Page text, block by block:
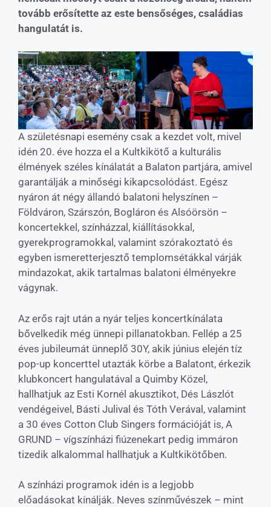
tovább erősítette az este bensőséges, családias
hangulatát is.
A születésnapi esemény csak a kezdet volt, mivel
idén 20. éve hozza el a Kultkikötő a kulturális
élmények széles kínálatát a Balaton partjára, amivel
garantálják a minőségi kikapcsolódást. Egész
nyáron át négy állandó balatoni helyszínen –
Földváron, Szárszón, Bogláron és Alsóörsön –
koncertekkel, színházzal, kiállításokkal,
gyerekprogramokkal, valamint szórakoztató és
egyben ismeretterjesztő templomsétákkal várják
mindazokat, akik tartalmas balatoni élményekre
vágynak.
Az erős rajt után a nyár teljes koncertkínálata
bővelkedik még ünnepi pillanatokban. Fellép a 25
éves jubileumát ünneplő 30Y, akik június elején tíz
pop-up koncerttel utazták körbe a Balatont, érkezik
klubkoncert hangulatával a Quimby Közel,
hallhatjuk az Esti Kornél akusztikot, Dés Lászlót
vendégeivel, Básti Julival és Tóth Verával, valamint
a 30 éves Cotton Club Singers formációját is, A
GRUND – vígszínházi fiúzenekart pedig immáron
tizedik alkalommal hallhatjuk a Kultkikötőben.
A színházi programok idén is a legjobb
előadásokat kínálják. Neves színművészek – mint